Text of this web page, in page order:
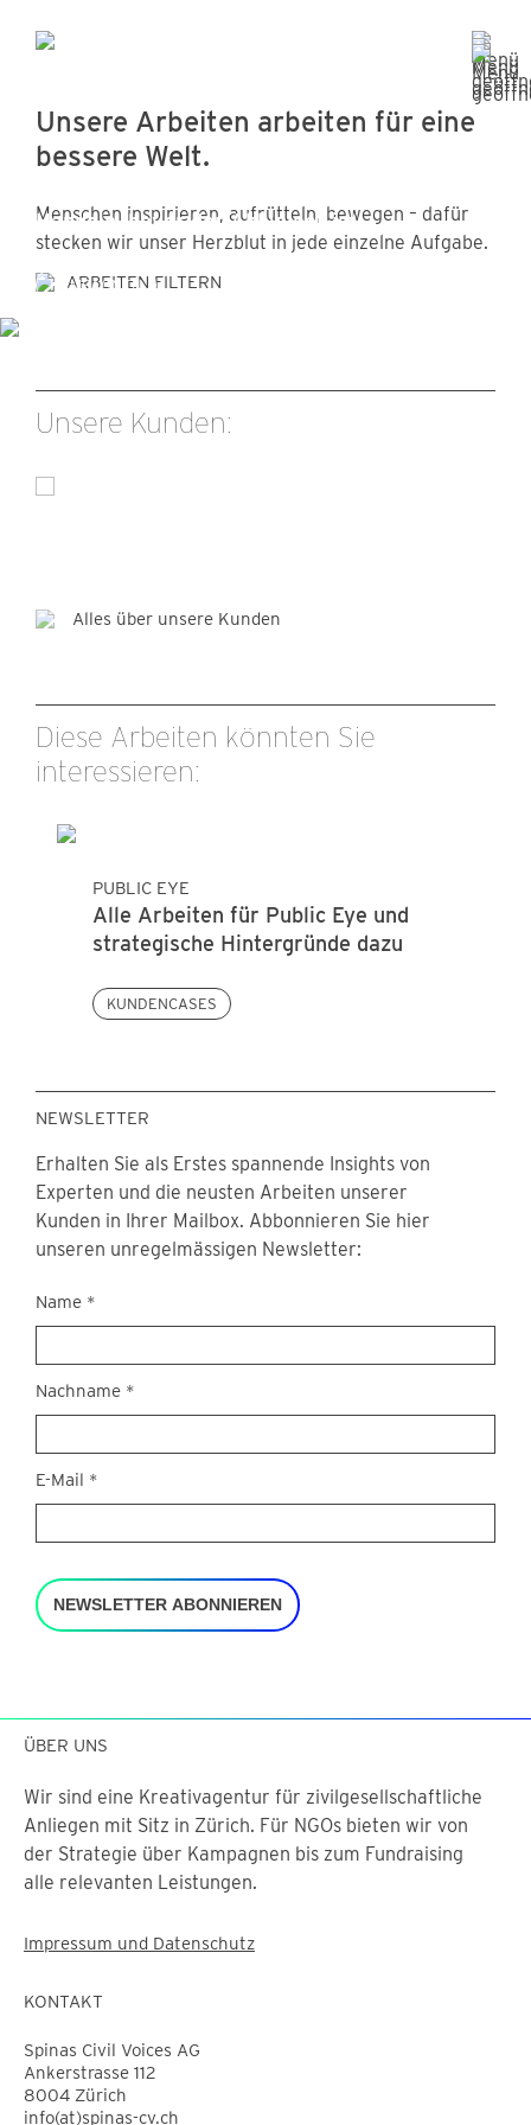
Handeln, bevor der Akku leer ist.
KAMPAGNEN
Unsere Arbeiten arbeiten für eine
bessere Welt.
Menschen inspirieren, aufrütteln, bewegen – dafür
stecken wir unser Herzblut in jede einzelne Aufgabe.
ARBEITEN FILTERN
Unsere Kunden:
Alles über unsere Kunden
Diese Arbeiten könnten Sie
interessieren:
PUBLIC EYE
Alle Arbeiten für Public Eye und
strategische Hintergründe dazu
KUNDENCASES
NEWSLETTER
Erhalten Sie als Erstes spannende Insights von
Experten und die neusten Arbeiten unserer
Kunden in Ihrer Mailbox. Abbonnieren Sie hier
unseren unregelmässigen Newsletter:
Newsletter
Name *
Nachname *
E-Mail *
NEWSLETTER ABONNIEREN
ÜBER UNS
Wir sind eine Kreativagentur für zivilgesellschaftliche
Anliegen mit Sitz in Zürich. Für NGOs bieten wir von
der Strategie über Kampagnen bis zum Fundraising
alle relevanten Leistungen.
Impressum und Datenschutz
KONTAKT
Spinas Civil Voices AG
Ankerstrasse 112
8004 Zürich
info(at)spinas-cv.ch